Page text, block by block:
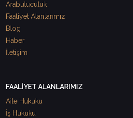
Arabuluculuk
Faaliyet Alanlarımız
Blog
Haber
İletişim
FAALİYET ALANLARIMIZ
Aile Hukuku
İş Hukuku